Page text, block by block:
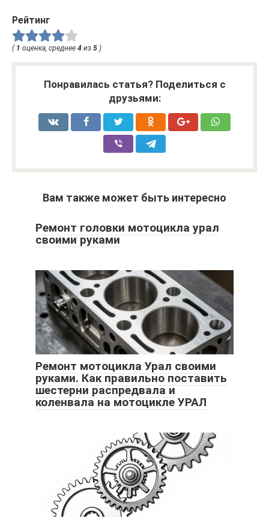
Рейтинг
( 1 оценка, среднее 4 из 5 )
Понравилась статья? Поделиться с
друзьями:
Вам также может быть интересно
Ремонт головки мотоцикла урал
своими руками
Ремонт мотоцикла Урал своими
руками. Как правильно поставить
шестерни распредвала и
коленвала на мотоцикле УРАЛ